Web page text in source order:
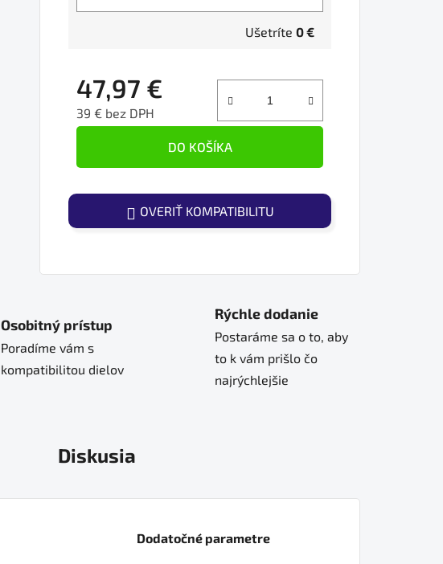
Ušetríte 0 €
47,97 €
39 € bez DPH
DO KOŠÍKA
OVERIŤ KOMPATIBILITU
Osobitný prístup
Poradíme vám s
kompatibilitou dielov
Rýchle dodanie
Postaráme sa o to, aby
to k vám prišlo čo
najrýchlejšie
Diskusia
Dodatočné parametre